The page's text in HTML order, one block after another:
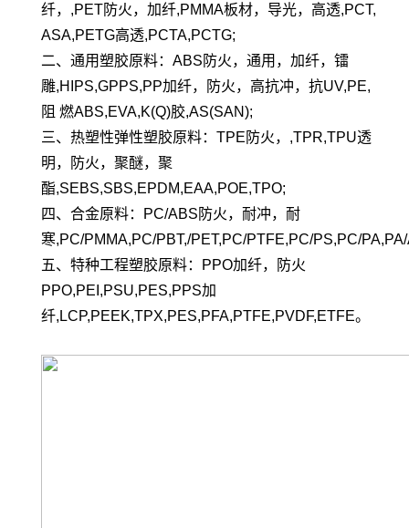
纤，,PET防火，加纤,PMMA板材，导光，高透,PCT,
ASA,PETG高透,PCTA,PCTG;
二、通用塑胶原料：ABS防火，通用，加纤，镭
雕,HIPS,GPPS,PP加纤，防火，高抗冲，抗UV,PE,
阻 燃ABS,EVA,K(Q)胶,AS(SAN);
三、热塑性弹性塑胶原料：TPE防火，,TPR,TPU透
明，防火，聚醚，聚
酯,SEBS,SBS,EPDM,EAA,POE,TPO;
四、合金原料：PC/ABS防火，耐冲，耐
寒,PC/PMMA,PC/PBT,/PET,PC/PTFE,PC/PS,PC/
五、特种工程塑胶原料：PPO加纤，防火
PPO,PEI,PSU,PES,PPS加
纤,LCP,PEEK,TPX,PES,PFA,PTFE,PVDF,ETFE。